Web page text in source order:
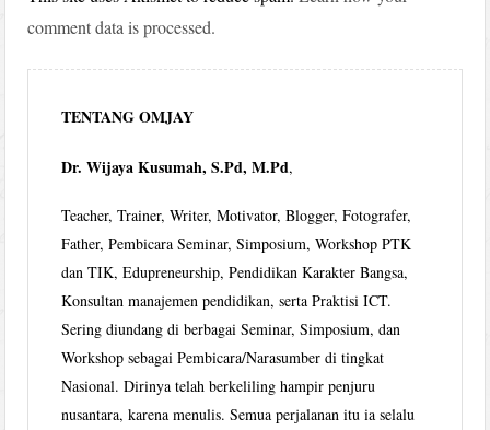
comment data is processed.
TENTANG OMJAY
Dr. Wijaya Kusumah, S.Pd, M.Pd,
Teacher, Trainer, Writer, Motivator, Blogger, Fotografer,
Father, Pembicara Seminar, Simposium, Workshop PTK
dan TIK, Edupreneurship, Pendidikan Karakter Bangsa,
Konsultan manajemen pendidikan, serta Praktisi ICT.
Sering diundang di berbagai Seminar, Simposium, dan
Workshop sebagai Pembicara/Narasumber di tingkat
Nasional. Dirinya telah berkeliling hampir penjuru
nusantara, karena menulis. Semua perjalanan itu ia selalu